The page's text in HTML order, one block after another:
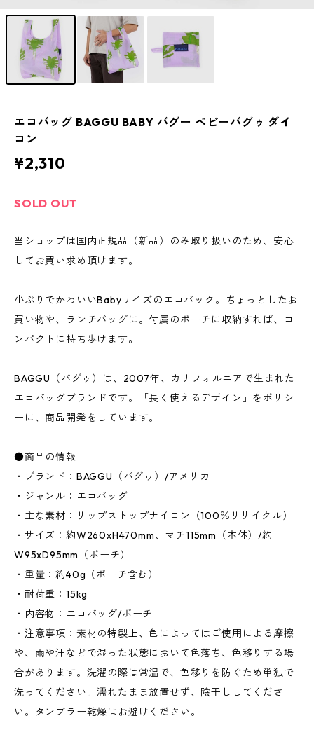
エコバッグ BAGGU BABY バグー ベビーバグゥ ダイ
コン
¥2,310
SOLD OUT
当ショップは国内正規品（新品）のみ取り扱いのため、安心
してお買い求め頂けます。
小ぶりでかわいいBabyサイズのエコバック。ちょっとしたお
買い物や、ランチバッグに。付属のポーチに収納すれば、コ
ンパクトに持ち歩けます。
BAGGU（バグゥ）は、2007年、カリフォルニアで生まれた
エコバッグブランドです。「長く使えるデザイン」をポリシ
ーに、商品開発をしています。
●商品の情報
・ブランド：BAGGU（バグゥ）/アメリカ
・ジャンル：エコバッグ
・主な素材：リップストップナイロン（100％リサイクル）
・サイズ：約W260xH470mm、マチ115mm（本体）/約
W95xD95mm（ポーチ）
・重量：約40g（ポーチ含む）
・耐荷重：15kg
・内容物：エコバッグ/ポーチ
・注意事項：素材の特製上、色によってはご使用による摩擦
や、雨や汗などで湿った状態において色落ち、色移りする場
合があります。洗濯の際は常温で、色移りを防ぐため単独で
洗ってください。濡れたまま放置せず、陰干ししてくださ
い。タンブラー乾燥はお避けください。